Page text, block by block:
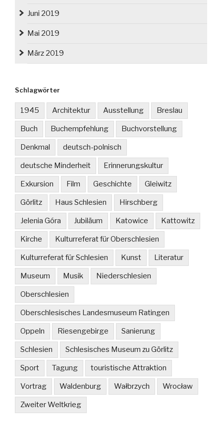
Juni 2019
Mai 2019
März 2019
Schlagwörter
1945 Architektur Ausstellung Breslau
Buch Buchempfehlung Buchvorstellung
Denkmal deutsch-polnisch
deutsche Minderheit Erinnerungskultur
Exkursion Film Geschichte Gleiwitz
Görlitz Haus Schlesien Hirschberg
Jelenia Góra Jubiläum Katowice Kattowitz
Kirche Kulturreferat für Oberschlesien
Kulturreferat für Schlesien Kunst Literatur
Museum Musik Niederschlesien
Oberschlesien
Oberschlesisches Landesmuseum Ratingen
Oppeln Riesengebirge Sanierung
Schlesien Schlesisches Museum zu Görlitz
Sport Tagung touristische Attraktion
Vortrag Waldenburg Wałbrzych Wrocław
Zweiter Weltkrieg